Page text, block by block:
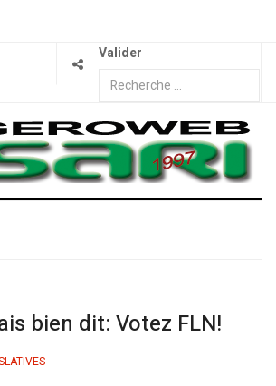
Valider
bien dit: Votez FLN!